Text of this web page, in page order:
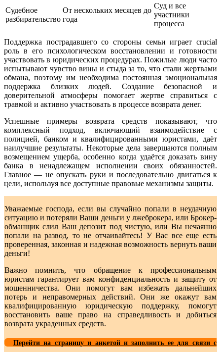
Судебное
разбирательство
От нескольких месяцев до
года
Суд и все
участники
процесса
Поддержка пострадавшего со стороны семьи играет crucial
роль в его психологическом восстановлении и готовности
участвовать в юридических процедурах. Пожилые люди часто
испытывают чувство вины и стыда за то, что стали жертвами
обмана, поэтому им необходима постоянная эмоциональная
поддержка близких людей. Создание безопасной и
доверительной атмосферы помогает жертве справиться с
травмой и активно участвовать в процессе возврата денег.
Успешные примеры возврата средств показывают, что
комплексный подход, включающий взаимодействие с
полицией, банком и квалифицированными юристами, даёт
наилучшие результаты. Некоторые дела завершаются полным
возмещением ущерба, особенно когда удаётся доказать вину
банка в ненадлежащем исполнении своих обязанностей.
Главное — не опускать руки и последовательно двигаться к
цели, используя все доступные правовые механизмы защиты.
Уважаемые господа, если вы случайно попали в неудачную
ситуацию и потеряли Ваши деньги у лжеброкера, или Брокер-
обманщик слил Ваш депозит под чистую, или Вы нечаянно
попали на развод, то не отчаивайтесь! У Вас все еще есть
проверенная, законная и надежная возможность вернуть ваши
деньги!
Важно помнить, что обращение к профессиональным
юристам гарантирует вам конфиденциальность и защиту от
мошенничества. Они помогут вам избежать дальнейших
потерь и неправомерных действий. Они же окажут вам
квалифицированную юридическую поддержку, помогут
восстановить ваше право на справедливость и добиться
возврата украденных средств.
Перейти на страницу и анкетой и заполнить ее для связи с